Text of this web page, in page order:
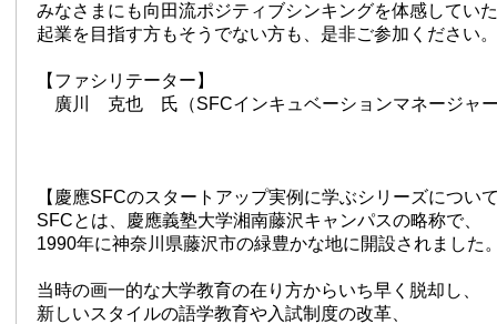
みなさまにも向田流ポジティブシンキングを体感してい
起業を目指す方もそうでない方も、是非ご参加ください。
【ファシリテーター】
廣川 克也 氏（SFCインキュベーションマネージャ
【慶應SFCのスタートアップ実例に学ぶシリーズについ
SFCとは、慶應義塾大学湘南藤沢キャンパスの略称で、
1990年に神奈川県藤沢市の緑豊かな地に開設されました
当時の画一的な大学教育の在り方からいち早く脱却し、
新しいスタイルの語学教育や入試制度の改革、